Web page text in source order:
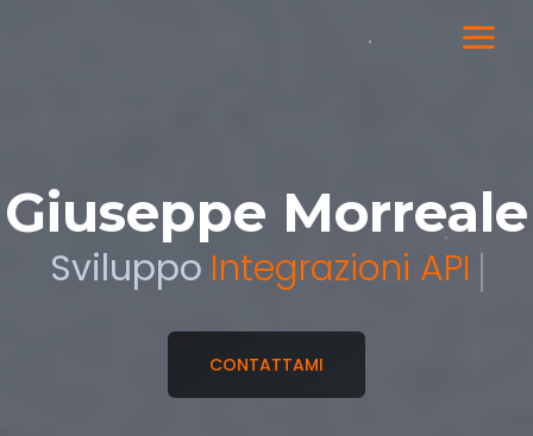
Giuseppe Morreale
SviluppoGestionali
CONTATTAMI